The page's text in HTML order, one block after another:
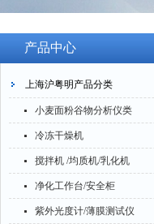
产品中心
上海沪粤明产品分类
小麦面粉谷物分析仪类
冷冻干燥机
搅拌机 /均质机/乳化机
净化工作台/安全柜
紫外光度计/薄膜测试仪